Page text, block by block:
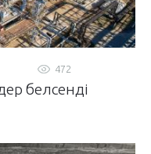
472
белсенді